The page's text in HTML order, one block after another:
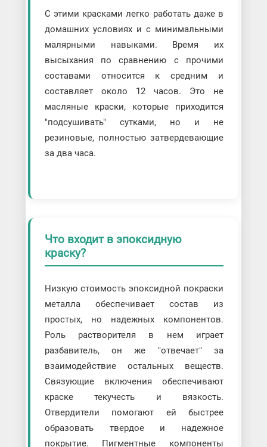
С этими красками легко работать даже в
домашних условиях и с минимальными
малярными навыками. Время их
высыхания по сравнению с прочими
составами относится к средним и
составляет около 12 часов. Это не
масляные краски, которые приходится
"подсушивать" сутками, но и не
резиновые, полностью затвердевающие
за два часа.
Что входит в эпоксидную
краску?
Низкую стоимость эпоксидной покраски
металла обеспечивает состав из
простых, но надежных компонентов.
Роль растворителя в нем играет
разбавитель, он же "отвечает" за
взаимодействие остальных веществ.
Связующие включения обеспечивают
краске текучесть и вязкость.
Отвердители помогают ей быстрее
образовать твердое и надежное
покрытие. Пигментные компоненты